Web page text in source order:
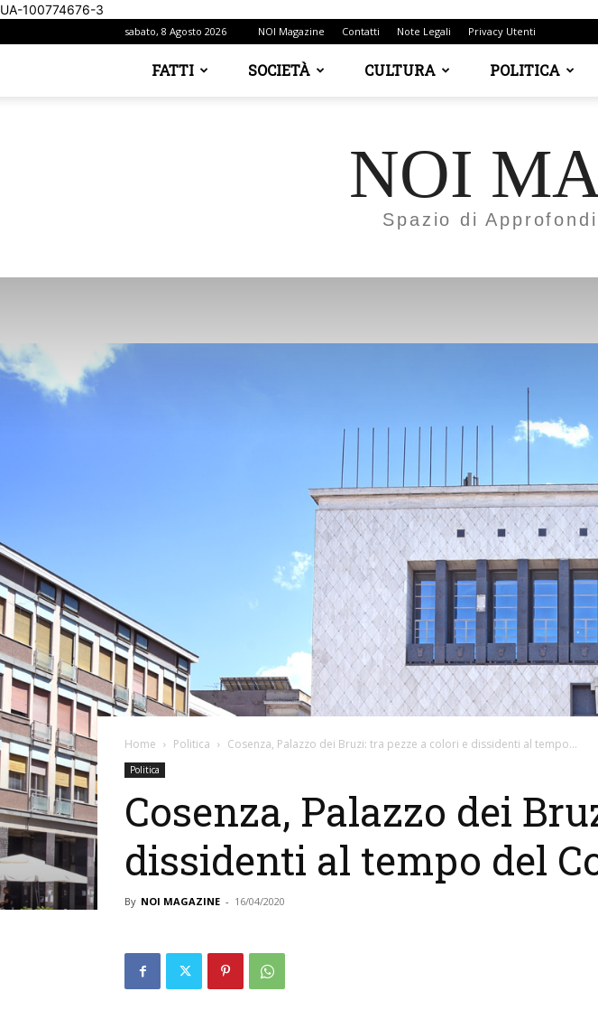
UA-100774676-3
sabato, 8 Agosto 2026 NOI Magazine Contatti Note Legali Privacy Utenti
FATTI SOCIETÀ CULTURA POLITICA
NOI
Spazio di
Home Politica Cosenza, Palazzo dei Bruzi: tra pezze a colori e dissidenti al tempo...
Politica
Cosenza, Palazzo dei
dissidenti al tempo del
By NOI MAGAZINE - 16/04/2020